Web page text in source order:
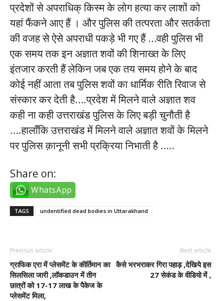
प्रदेशों से अपराधिक् किस्म के लोग हत्या कर लाशों को
यहां फैंकने आए हैं । और पुलिस की तत्परता और सतर्कता
की वजह से ऐसे अपराधी पकड़े भी गए हैं …वही पुलिस भी
एक समय तक इन अज्ञात शवों की शिनाख्त के लिए
इंतजार करती हैं लेकिन जब एक तय समय होने के बाद
कोई नहीं आता तब पुलिस शवों का धार्मिक रीति रिवाज से
संस्कार कर देती है….प्रदेश में मिलने वाले अज्ञात शव
कही ना कही उत्तराखंड पुलिस के लिए बड़ी चुनौती है
….हालाँकि उत्तराखंड में मिलने वाले अज्ञात शवों के मिलने
पर पुलिस क़ानूनी सभी प्रक्रिया निभाती है …..
Share on:
WhatsApp
TAGS undentified dead bodies in Uttarakhand
Previous article
ग्राफिक एरा में प्लेसमेंट के कीर्तिमान का
सिलसिला जारी ,लॉकडाउन में तीन
छात्रों को 17-17 लाख के पैकेज के
प्लेसमेंट मिला,
Next article
कैसे भरभराकर गिरा पहाड़ ,देखिये इस
27 सेकंड के वीडियो में ,